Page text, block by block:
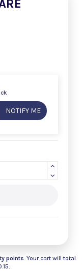
NOTIFY ME
points. Your cart will total
.